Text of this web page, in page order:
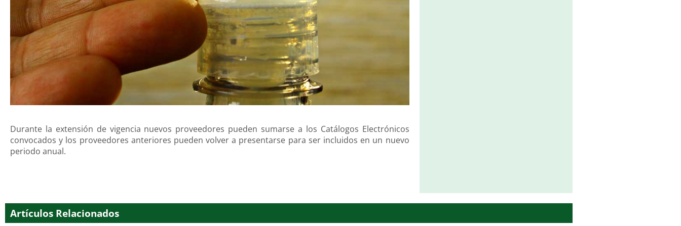
Durante la extensión de vigencia nuevos proveedores pueden sumarse a los Catálogos Electrónicos
convocados y los proveedores anteriores pueden volver a presentarse para ser incluidos en un nuevo
periodo anual.
Artículos Relacionados